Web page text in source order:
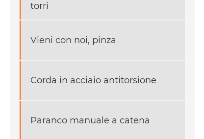
torri
Vieni con noi, pinza
Corda in acciaio antitorsione
Paranco manuale a catena